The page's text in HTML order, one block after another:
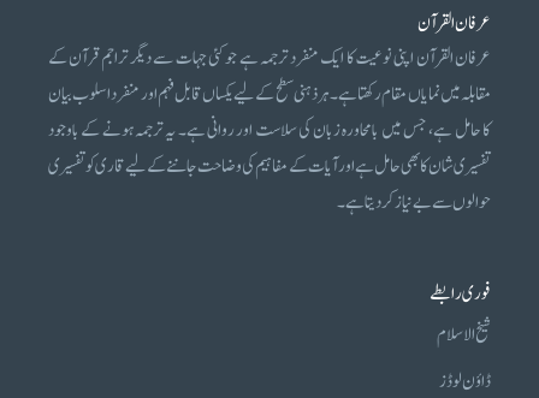
عرفان القرآن
عرفان القرآن اپنی نوعیت کا ایک منفرد ترجمہ ہے جو کئی جہات سے دیگر تراجم قرآن کے
مقابلہ میں نمایاں مقام رکھتا ہے۔ ہر ذہنی سطح کے لیے یکساں قابل فہم اور منفرد اسلوب بیان
کا حامل ہے، جس میں بامحاورہ زبان کی سلاست اور روانی ہے۔ یہ ترجمہ ہونے کے باوجود
تفسیری شان کا بھی حامل ہے اور آیات کے مفاہیم کی وضاحت جاننے کے لیے قاری کو تفسیری
حوالوں سے بے نیاز کر دیتا ہے۔
فوری رابطے
شیخ الاسلام
ڈاؤن لوڈز